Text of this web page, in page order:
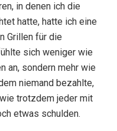
in denen ich die
hatte, hatte ich eine
Grillen für die
sich weniger wie
an, sondern mehr wie
niemand bezahlte,
trotzdem jeder mit
etwas schulden.